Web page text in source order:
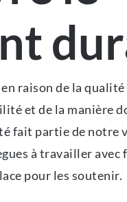
raison de la
et de la manière
fait partie de notre
à travailler avec
pour les soutenir.